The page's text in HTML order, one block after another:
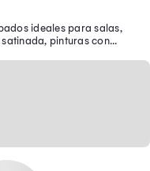
ideales para salas,
pinturas con